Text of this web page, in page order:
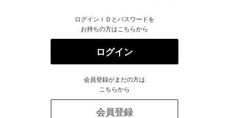
ログインＩＤとパスワードを
お持ちの方はこちらから
ログイン
会員登録がまだの方は
こちらから
会員登録